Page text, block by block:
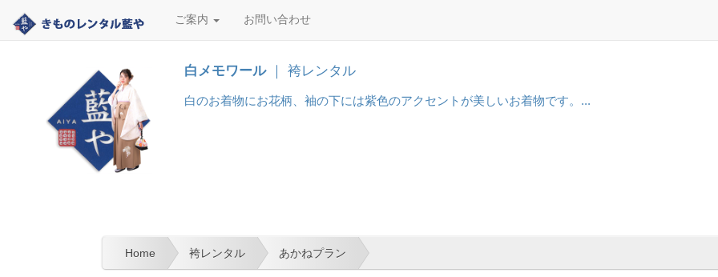
ご案内 お問い合わせ
白メモワール ｜ 袴レンタル
白のお着物にお花柄、袖の下には紫色のアクセントが美しいお着物です。...
Home 袴レンタル あかねプラン